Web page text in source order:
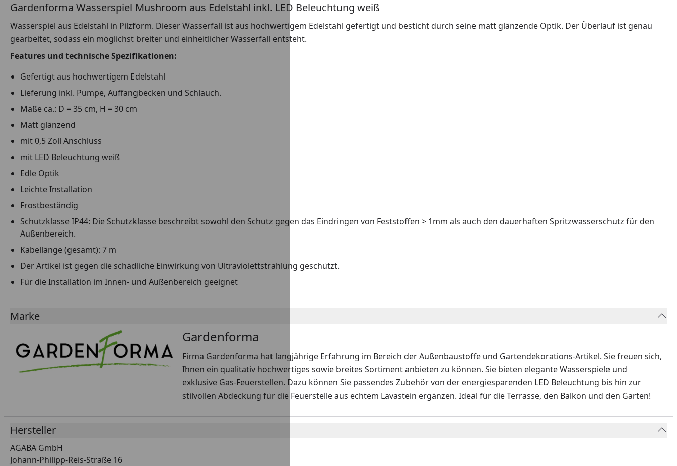
Gardenforma Wasserspiel Mushroom aus Edelstahl inkl. LED Beleuchtung weiß
Wasserspiel aus Edelstahl in Pilzform. Dieser Wasserfall ist aus hochwertigem Edelstahl gefertigt und besticht durch seine matt glänzende Optik. Der Überlauf ist genau
gearbeitet, sodass ein möglichst breiter und einheitlicher Wasserfall entsteht.
Features und technische Spezifikationen:
Gefertigt aus hochwertigem Edelstahl
Lieferung inkl. Pumpe, Auffangbecken und Schlauch.
Maße ca.: D = 35 cm, H = 30 cm
Matt glänzend
mit 0,5 Zoll Anschluss
mit LED Beleuchtung weiß
Edle Optik
Leichte Installation
Frostbeständig
Schutzklasse IP44: Die Schutzklasse beschreibt sowohl den Schutz gegen das Eindringen von Feststoffen > 1mm als auch den dauerhaften Spritzwasserschutz für den
Außenbereich.
Kabellänge (gesamt): 7 m
Der Artikel ist gegen die schädliche Einwirkung von Ultraviolettstrahlung geschützt.
Für die Installation im Innen- und Außenbereich geeignet
Marke
Gardenforma
Firma Gardenforma hat langjährige Erfahrung im Bereich der Außenbaustoffe und Gartendekorations-Artikel. Sie freuen sich,
Ihnen ein qualitativ hochwertiges sowie breites Sortiment anbieten zu können. Sie bieten elegante Wasserspiele und
exklusive Gas-Feuerstellen. Dazu können Sie passendes Zubehör von der energiesparenden LED Beleuchtung bis hin zur
stilvollen Abdeckung für die Feuerstelle aus echtem Lavastein ergänzen. Ideal für die Terrasse, den Balkon und den Garten!
Hersteller
AGABA GmbH
Johann-Philipp-Reis-Straße 16